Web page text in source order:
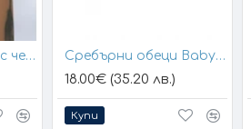
Сребърна гривна с черен конец и позлатени топчета Сребърни обеци Baby Hands
18.00€ (35.20 лв.)
Купи